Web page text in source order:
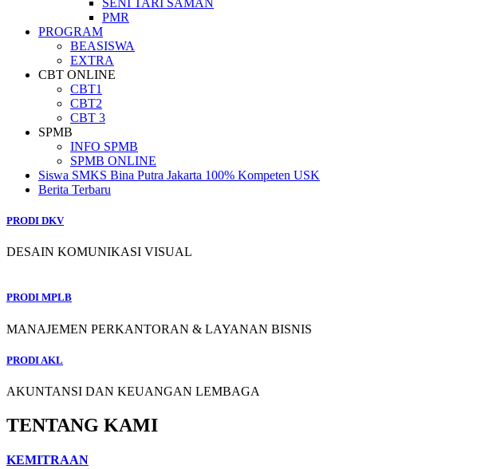
PMR
PROGRAM
BEASISWA
EXTRA
CBT ONLINE
CBT1
CBT2
CBT 3
SPMB
INFO SPMB
SPMB ONLINE
Siswa SMKS Bina Putra Jakarta 100% Kompeten USK
Berita Terbaru
PRODI DKV
DESAIN KOMUNIKASI VISUAL
PRODI MPLB
MANAJEMEN PERKANTORAN & LAYANAN BISNIS
PRODI AKL
AKUNTANSI DAN KEUANGAN LEMBAGA
TENTANG KAMI
KEMITRAAN